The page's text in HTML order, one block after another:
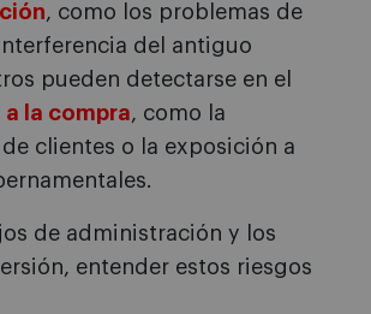
, como los problemas de
del antiguo
pueden detectarse en el
la compra, como la
clientes o la exposición a
de administración y los
entender estos riesgos